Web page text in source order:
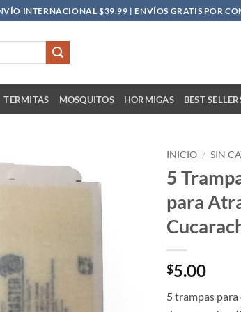
INTERNACIONAL $39.99 | ENVÍOS GRATIS POR
TERMITAS MOSQUITOS HORMIGAS BEST
INICIO / SIN
5
para
$5.00
5 trampas